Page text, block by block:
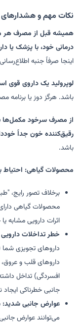
نکات مهم و
همیشه قبل از مصرف هر
درمانی خود، با پزشک یا
اینجا صرفاً جنبه
لوپرولید یک داروی قوی
باشد. هرگز دوز یا
از مصرف سرخود مکمل‌ها
رقیق‌کننده خون جداً
باشد.
محصولات گیاهی: احتیاط
برخلاف تصور رایج،
محصولات گیاهی
اثرات دارویی مشابه
خطر تداخلات
داروهای تجویزی شما
داروهای قلب و
افسردگی) تداخل
جانبی خطرناکی ایجاد
عوارض جانبی شدید:
می‌توانند عوارض